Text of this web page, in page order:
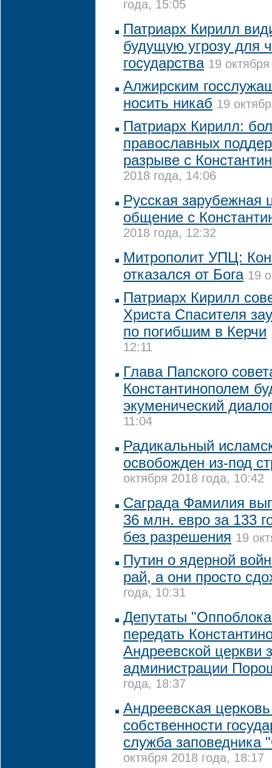
года, 15:05
Патриарх Кирилл
будущую угрозу для
государства 19
Алжирским
носить никаб 19
Патриарх Кирилл:
православных
разрыве с
2018 года, 14:06
Русская зарубежная
общение с
2018 года, 12:32
Митрополит УПЦ:
отказался от Бога 19
Патриарх Кирилл
Христа Спасителя
по погибшим в Керчи
12:11
Глава Папского
Константинополем
экуменический
11:04
Радикальный
освобожден из-под
октября 2018 года, 10:42
Саграда Фамилия
36 млн. евро за 133
без разрешения 19
Путин о ядерной
рай, а они просто
года, 10:31
Депутаты
передать
Андреевской церкви
администрации
года, 18:37
Андреевская
собственности
служба заповедника
октября 2018 года, 18:17